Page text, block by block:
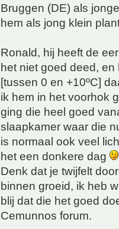
Bruggen (DE) als
hem als jong klein
Ronald, hij heeft de
het niet goed deed,
[tussen 0 en +10ºC]
ik hem in het voorhok
ging die heel goed
slaapkamer waar die
is normaal ook veel
het een donkere dag
Denk dat je twijfelt
binnen groeid, ik heb
blij dat die het goed
Cemunnos forum.